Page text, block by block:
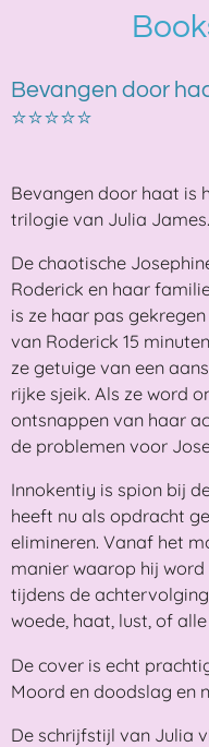
de
hoofdinhoud
Bevangen door
⭐⭐⭐⭐⭐
Bevangen door haat is
trilogie van Julia James.
De chaotische
Roderick en haar
is ze haar pas
van Roderick 15
ze getuige van een
rijke sjeik. Als ze word
ontsnappen van haar
de problemen voor
Innokentiy is spion bij
heeft nu als opdracht
elimineren. Vanaf het
manier waarop hij
tijdens de
woede, haat, lust, of
De cover is echt
Moord en doodslag en
De schrijfstijl van Julia